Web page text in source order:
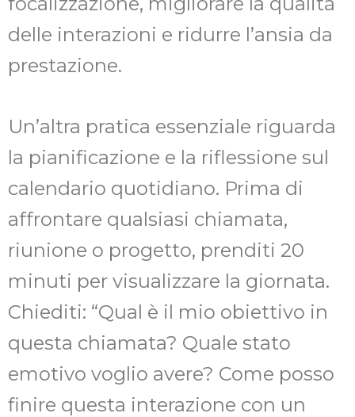
delle interazioni e ridurre l’ansia da
prestazione.
Un’altra pratica essenziale riguarda
la pianificazione e la riflessione sul
calendario quotidiano. Prima di
affrontare qualsiasi chiamata,
riunione o progetto, prenditi 20
minuti per visualizzare la giornata.
Chiediti: “Qual è il mio obiettivo in
questa chiamata? Quale stato
emotivo voglio avere? Come posso
finire questa interazione con un